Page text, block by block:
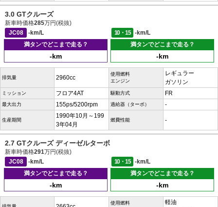
3.0 GTクルーズ
新車時価格285万円(税抜)
JC08
-km/L 10・15
-km/L
満タンでどこまで走る？
-km
満タンでどこまで走る？
-km
排気量 2960cc
使用燃料
エンジン
レギュラー
ガソリン
ミッション フロア4AT 駆動方式 FR
最大出力 155ps/5200rpm 過給器（ターボ） -
生産期間
1990年10月～199
3年04月
燃費性能 -
2.7 GTクルーズ ディーゼルターボ
新車時価格291万円(税抜)
JC08
-km/L 10・15
-km/L
満タンでどこまで走る？
-km
満タンでどこまで走る？
-km
使用燃料
軽油